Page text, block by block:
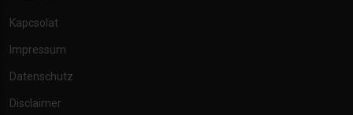
Kapcsolat
Impressum
Datenschutz
Disclaimer